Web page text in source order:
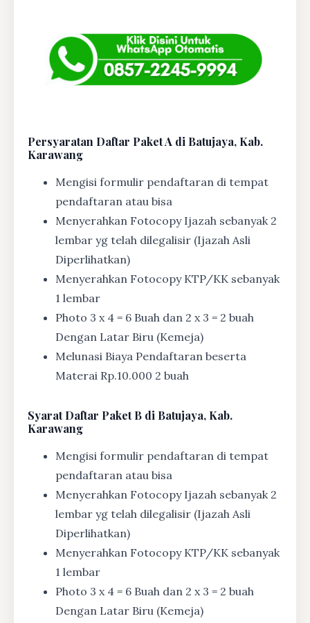
Persyaratan Daftar Paket A di Batujaya, Kab.
Karawang
Mengisi formulir pendaftaran di tempat
pendaftaran atau bisa
Menyerahkan Fotocopy Ijazah sebanyak 2
lembar yg telah dilegalisir (Ijazah Asli
Diperlihatkan)
Menyerahkan Fotocopy KTP/KK sebanyak
1 lembar
Photo 3 x 4 = 6 Buah dan 2 x 3 = 2 buah
Dengan Latar Biru (Kemeja)
Melunasi Biaya Pendaftaran beserta
Materai Rp.10.000 2 buah
SyaratDaftar Paket B di Batujaya, Kab.
Karawang
Mengisi formulir pendaftaran di tempat
pendaftaran atau bisa
Menyerahkan Fotocopy Ijazah sebanyak 2
lembar yg telah dilegalisir (Ijazah Asli
Diperlihatkan)
Menyerahkan Fotocopy KTP/KK sebanyak
1 lembar
Photo 3 x 4 = 6 Buah dan 2 x 3 = 2 buah
Dengan Latar Biru (Kemeja)